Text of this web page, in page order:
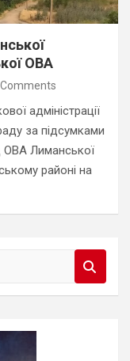
ОВА
Comments
адміністрації
за підсумками
ОВА Лиманської
районі на